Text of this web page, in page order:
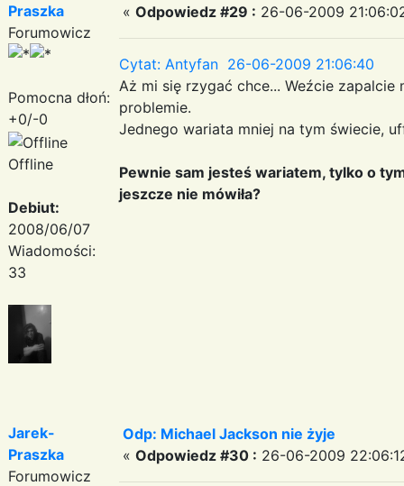
Praszka
Forumowicz
Pomocna dłoń:
+0/-0
Offline
Debiut:
2008/06/07
Wiadomości:
33
« Odpowiedz #29 : 26-06-2009
Cytat: Antyfan 26-06-2009 21:06:40
Aż mi się rzygać chce... Weźcie
problemie.
Jednego wariata mniej na tym świecie,
Pewnie sam jesteś wariatem, tylko o
jeszcze nie mówiła?
Jarek-
Praszka
Forumowicz
Odp: Michael Jackson nie żyje
« Odpowiedz #30 : 26-06-2009